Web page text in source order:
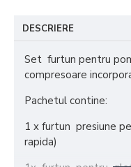
DESCRIERE
Set furtun pentru
compresoare
Pachetul contine:
1 x furtun presiune
rapida)